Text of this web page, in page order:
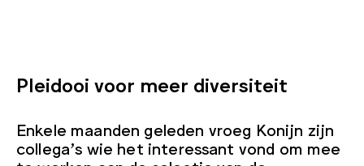
Pleidooi voor meer diversiteit
Enkele maanden geleden vroeg Konijn zijn
collega’s wie het interessant vond om mee